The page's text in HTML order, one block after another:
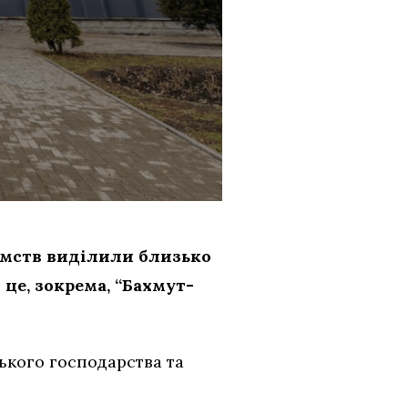
виділили близько
це, зокрема, “Бахмут-
господарства та